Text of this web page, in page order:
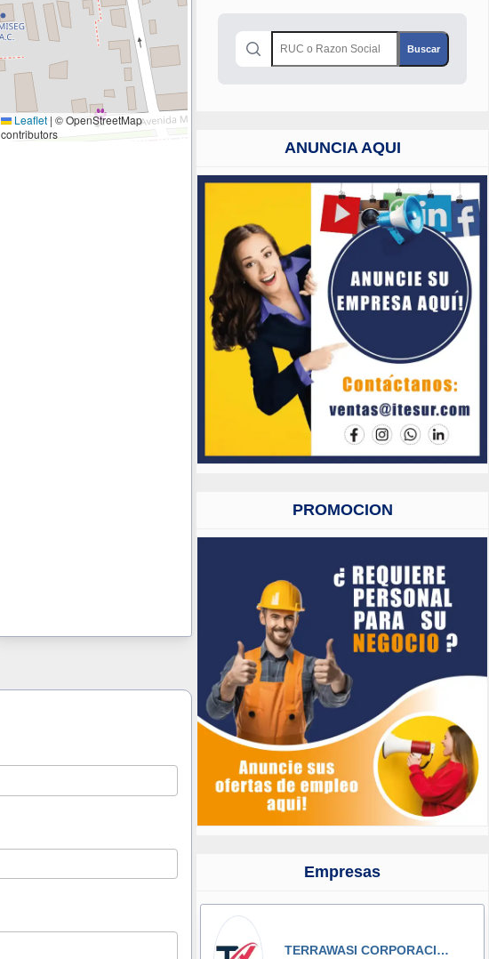
Leaflet | © OpenStreetMap
contributors
ANUNCIA AQUI
PROMOCION
Empresas
TERRAWASI CORPORACIÓN INMOBILIARIA S.A.C.